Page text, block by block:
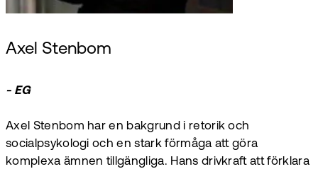
Axel Stenbom
- EG
Axel Stenbom har en bakgrund i retorik och
socialpsykologi och en stark förmåga att göra
komplexa ämnen tillgängliga. Hans drivkraft att förklara